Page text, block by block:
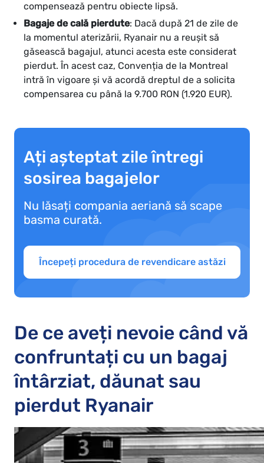
compensează pentru obiecte lipsă.
Bagaje de cală pierdute: Dacă după 21 de zile de
la momentul aterizării, Ryanair nu a reușit să
găsească bagajul, atunci acesta este considerat
pierdut. În acest caz, Convenția de la Montreal
intră în vigoare și vă acordă dreptul de a solicita
compensarea cu până la 9.700 RON (1.920 EUR).
Ați așteptat zile întregi
sosirea bagajelor
Nu lăsați compania aeriană să scape
basma curată.
Începeți procedura de revendicare astăzi
De ce aveți nevoie când vă
confruntați cu un bagaj
întârziat, dăunat sau
pierdut Ryanair